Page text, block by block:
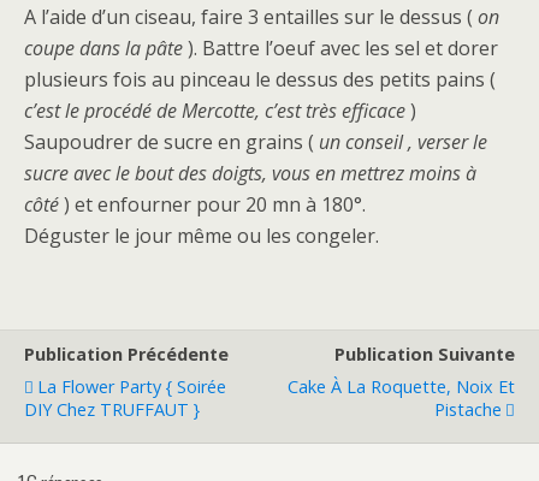
A l’aide d’un ciseau, faire 3 entailles sur le dessus ( on
coupe dans la pâte). Battre l’oeuf avec les sel et dorer
plusieurs fois au pinceau le dessus des petits pains (
c’est le procédé de Mercotte, c’est très efficace)
Saupoudrer de sucre en grains ( un conseil , verser le
sucre avec le bout des doigts, vous en mettrez moins à
côté) et enfourner pour 20 mn à 180°.
Déguster le jour même ou les congeler.
Publication Précédente
La Flower Party { Soirée
DIY Chez TRUFFAUT }
Publication Suivante
Cake À La Roquette, Noix Et
Pistache